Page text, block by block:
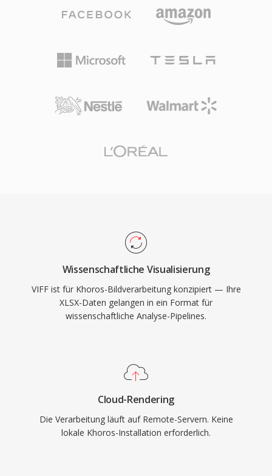
Wissenschaftliche Visualisierung
VIFF ist für Khoros-Bildverarbeitung konzipiert — Ihre
XLSX-Daten gelangen in ein Format für
wissenschaftliche Analyse-Pipelines.
Cloud-Rendering
Die Verarbeitung läuft auf Remote-Servern. Keine
lokale Khoros-Installation erforderlich.